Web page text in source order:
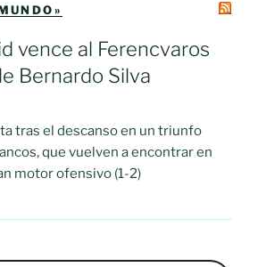
vence al Ferencvaros
Bernardo Silva
tras el descanso en un triunfo
que vuelven a encontrar en
motor ofensivo (1-2)